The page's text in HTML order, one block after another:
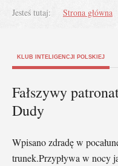
Jesteś tutaj: Strona główna
KLUB INTELIGENCJI POLSKIEJ
Fałszywy
Dudy
Wpisano zdradę w
trunek.Przypływa w nocy